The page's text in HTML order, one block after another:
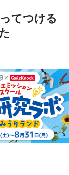
てつける